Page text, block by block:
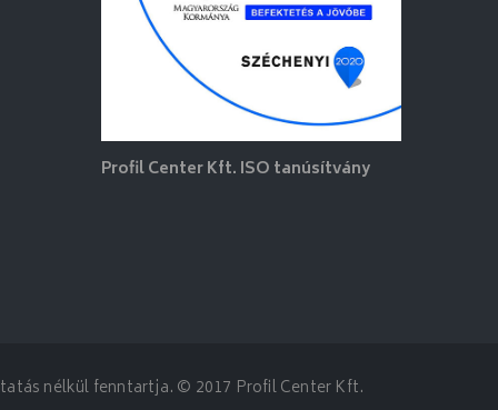
Profil Center Kft. ISO tanúsítvány
nélkül fenntartja. © 2017 Profil Center Kft.